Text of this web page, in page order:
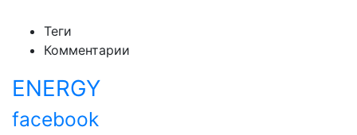
Теги
Комментарии
ENERGY
facebook